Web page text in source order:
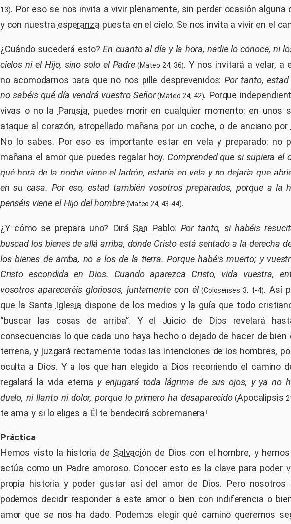
13). Por eso se nos invita a vivir plenamente, sin perder ocasión alguna
y con nuestra esperanza puesta en el cielo. Se nos invita a vivir en el
¿Cuándo sucederá esto?En cuanto al día y la hora, nadie lo conoce, ni
cielos ni el Hijo, sino solo el Padre(Mateo 24, 36). Y nos invitará a velar, a
no acomodarnos para que no nos pille desprevenidos: Por tanto, estad
no sabéis qué día vendrá vuestro Señor(Mateo 24, 42). Porque
vivas o no la Parusía, puedes morir en cualquier momento: en unos
ataque al corazón, atropellado mañana por un coche, o de anciano por
No lo sabes. Por eso es importante estar en vela y preparado: no
mañana el amor que puedes regalar hoy. Comprended que si supiera el
qué hora de la noche viene el ladrón, estaría en vela y no dejaría que
en su casa. Por eso, estad también vosotros preparados, porque a la
penséis viene el Hijo del hombre(Mateo 24, 43-44).
¿Y cómo se prepara uno? Dirá San Pablo: Por tanto, si habéis
buscad los bienes de allá arriba, donde Cristo está sentado a la derecha
los bienes de arriba, no a los de la tierra. Porque habéis muerto; y
Cristo escondida en Dios. Cuando aparezca Cristo, vida vuestra,
vosotros apareceréis gloriosos, juntamente con él(Colosenses 3, 1-4). Así
que la Santa Iglesia dispone de los medios y la guía que todo
“buscar las cosas de arriba”. Y el Juicio de Dios revelará
consecuencias lo que cada uno haya hecho o dejado de hacer de bien
terrena, y juzgará rectamente todas las intenciones de los hombres,
oculta a Dios. Y a los que han elegido a Dios recorriendo el camino
regalará la vida eterna y enjugará toda lágrima de sus ojos, y ya no
duelo, ni llanto ni dolor, porque lo primero ha desaparecido(Apocalipsis
te ama y si lo eliges a Él te bendecirá sobremanera!
Práctica
Hemos visto la historia de Salvación de Dios con el hombre, y
actúa como un Padre amoroso. Conocer esto es la clave para poder
propia historia y poder gustar así del amor de Dios. Pero nosotros
podemos decidir responder a este amor o bien con indiferencia o
amor que se nos ha dado. Podemos elegir qué camino queremos